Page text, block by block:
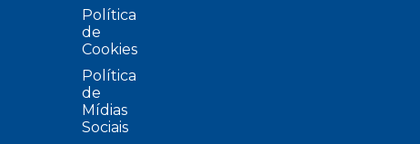
Política
de
Cookies
Política
de
Mídias
Sociais